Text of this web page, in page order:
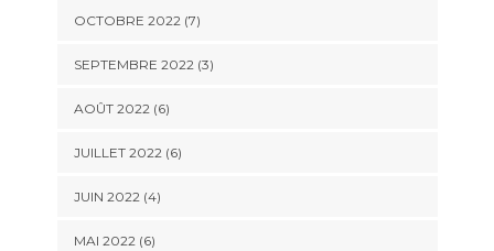
OCTOBRE 2022 (7)
SEPTEMBRE 2022 (3)
AOÛT 2022 (6)
JUILLET 2022 (6)
JUIN 2022 (4)
MAI 2022 (6)